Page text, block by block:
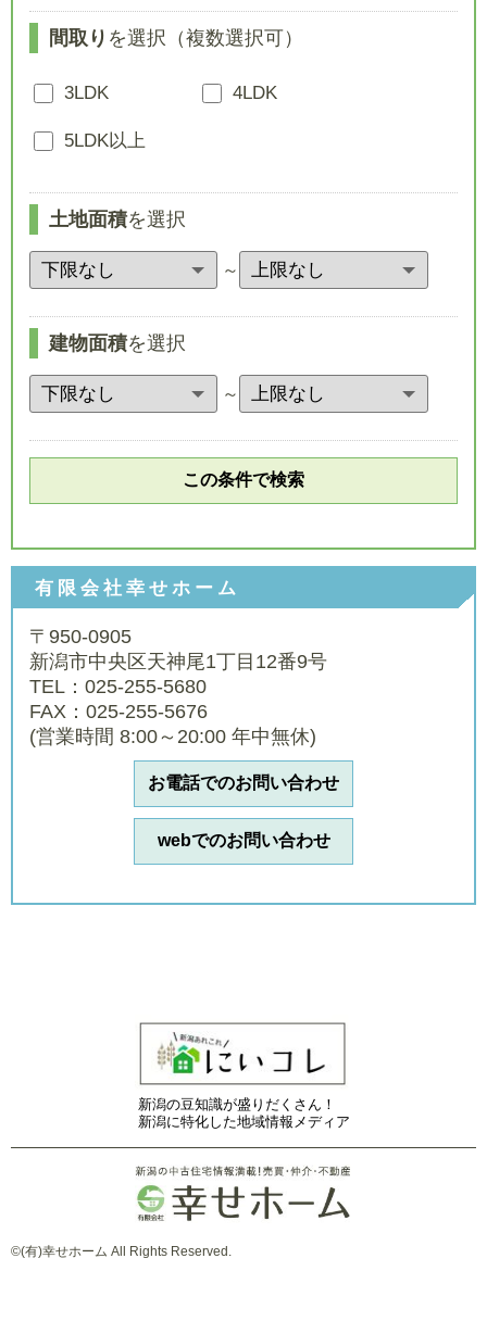
間取り を選択（複数選択可）
3LDK 4LDK
5LDK以上
土地面積を選択
～
建物面積を選択
～
有限会社幸せホーム
〒950-0905
新潟市中央区天神尾1丁目12番9号
TEL：025-255-5680
FAX：025-255-5676
(営業時間 8:00～20:00 年中無休)
お電話でのお問い合わせ
webでのお問い合わせ
新潟の豆知識が盛りだくさん！
新潟に特化した地域情報メディア
©(有)幸せホーム All Rights Reserved.